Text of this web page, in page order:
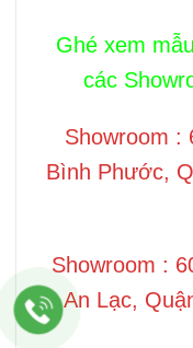
Ghé xem
các
Showroom :
Bình Phước,
Showroom :
An Lạc,